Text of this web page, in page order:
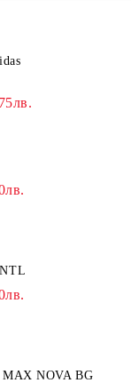
NOVA BG